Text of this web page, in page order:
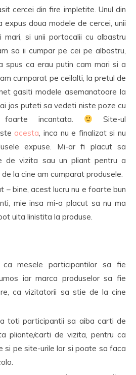
cercei din fire impletite. Unul din
expus doua modele de cercei, unii
mari, si unii portocalii cu albastru
sa ii cumpar pe cei pe albastru,
spus ca erau putin cam mari si a
cumparat pe ceilalti, la pretul de
gasiti modele asemanatoare la
jos puteti sa vedeti niste poze cu
incantata.
Site-ul
acesta, inca nu e finalizat si nu
expuse. Mi-ar fi placut sa
de vizita sau un pliant pentru a
la cine am cumparat produsele.
– bine, acest lucru nu e foarte bun
mie insa mi-a placut sa nu ma
uita linistita la produse.
mesele participantilor sa fie
iar marca produselor sa fie
ca vizitatorii sa stie de la cine
toti participantii sa aiba carti de
pliante/carti de vizita, pentru ca
si pe site-urile lor si poate sa faca